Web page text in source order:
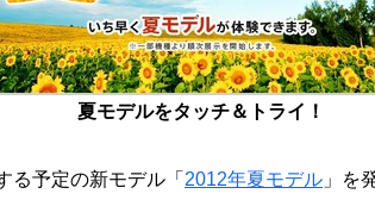
夏モデルをタッチ＆トライ！
る予定の新モデル「 2012年夏モデル 」を